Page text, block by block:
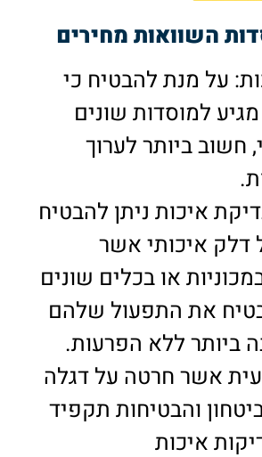
השוואות מחירים
על מנת להבטיח כי
למוסדות שונים
חשוב ביותר לערוך
איכות ניתן להבטיח
דלק איכותי אשר
או בכלים שונים
את התפעול שלהם
ביותר ללא הפרעות.
אשר חרטה על דגלה
והבטיחות תקפיד
איכות